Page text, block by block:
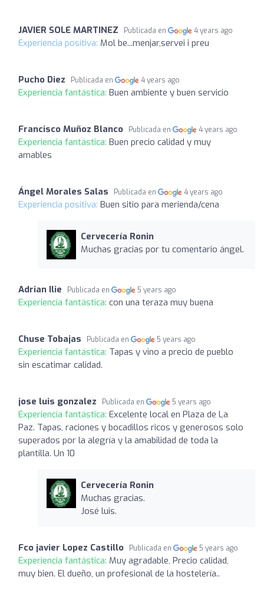
JAVIER SOLE MARTINEZ Publicada en 4 years ago
Experiencia positiva: Mol be...menjar,servei i preu
Pucho Diez Publicada en 4 years ago
Experiencia fantástica: Buen ambiente y buen servicio
Francisco Muñoz Blanco Publicada en 4 years ago
Experiencia fantástica: Buen precio calidad y muy
amables
Ángel Morales Salas Publicada en 4 years ago
Experiencia positiva: Buen sitio para merienda/cena
Cervecería Ronin
Muchas gracias por tu comentario ángel.
Adrian Ilie Publicada en 5 years ago
Experiencia fantástica: con una teraza muy buena
Chuse Tobajas Publicada en 5 years ago
Experiencia fantástica: Tapas y vino a precio de pueblo
sin escatimar calidad.
jose luis gonzalez Publicada en 5 years ago
Experiencia fantástica: Excelente local en Plaza de La
Paz. Tapas, raciones y bocadillos ricos y generosos solo
superados por la alegría y la amabilidad de toda la
plantilla. Un 10
Cervecería Ronin
Muchas gracias.
José luis.
Fco javier Lopez Castillo Publicada en 5 years ago
Experiencia fantástica: Muy agradable, Precio calidad,
muy bien. El dueño, un profesional de la hostelería..